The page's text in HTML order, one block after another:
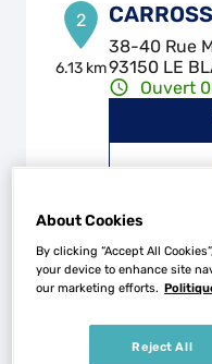
2
6.13 km
38-40 Rue
93150 LE
Ouvert
3 GARAGE
22 Avenue
Ouvert
18:00
About Cookies
By clicking “Accept All
your device to enhance site
our marketing efforts.
Reject All